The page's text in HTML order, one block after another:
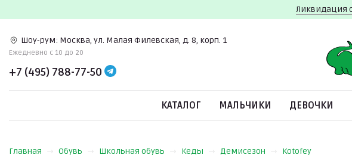
Ликвидация
Шоу-рум: Москва, ул. Малая Филевская, д. 8, корп. 1
Ежедневно c 10 до 20
+7 (495) 788-77-50
КАТАЛОГ МАЛЬЧИКИ ДЕВОЧКИ
Главная Обувь Школьная обувь Кеды Демисезон Kotofey